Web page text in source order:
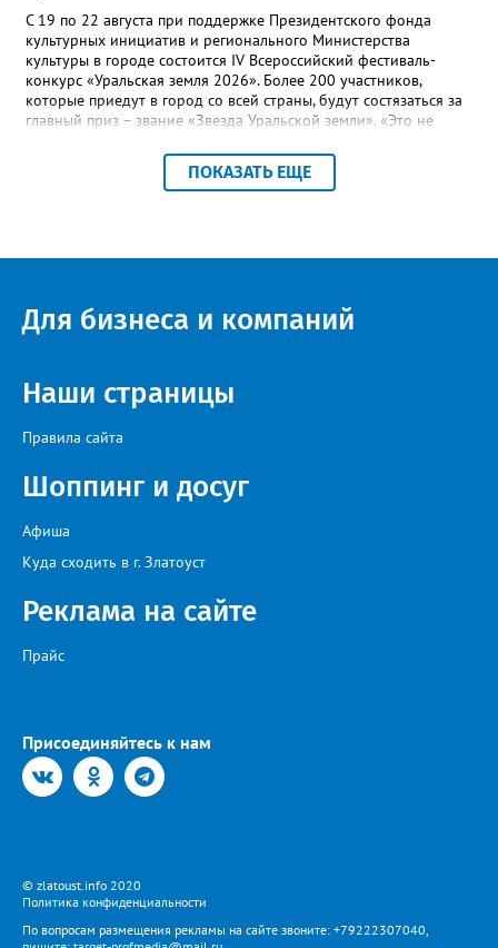
С 19 по 22 августа при поддержке Президентского фонда
культурных инициатив и регионального Министерства
культуры в городе состоится IV Всероссийский фестиваль-
конкурс «Уральская земля 2026». Более 200 участников,
которые приедут в город со всей страны, будут состязаться за
главный приз – звание «Звезда Уральской земли». «Это не
прослушивания участников, мастер-классы от ведущих
наставников, выступления победителей прошлых лет и
Челябинской, Свердловской, Курганской, Оренбургской
идейный вдохновитель, организатор фестиваля, эстрадный
певец, победитель главного патриотического конкурса страны
искусства «Золотая лира», участник телевизионных проектов
на Первом канале, обладатель звания «Голос страны» Алексей
ПОКАЗАТЬ ЕЩЕ
Для бизнеса и компаний
Наши страницы
Правила сайта
Шоппинг и досуг
Афиша
Куда сходить в г. Златоуст
Реклама на сайте
Прайс
Присоединяйтесь к нам
© zlatoust.info 2020
Политика конфиденциальности
По вопросам размещения рекламы на сайте звоните: +79222307040,